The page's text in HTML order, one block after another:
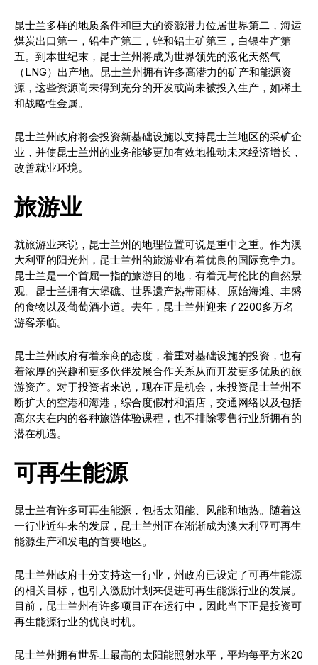
昆士兰多样的地质条件和巨大的资源潜力位居世界第二，海运
煤炭出口第一，铅生产第二，锌和铝土矿第三，白银生产第
五。到本世纪末，昆士兰州将成为世界领先的液化天然气
（LNG）出产地。昆士兰州拥有许多高潜力的矿产和能源资
源，这些资源尚未得到充分的开发或尚未被投入生产，如稀土
和战略性金属。
昆士兰州政府将会投资新基础设施以支持昆士兰地区的采矿企
业，并使昆士兰州的业务能够更加有效地推动未来经济增长，
改善就业环境。
旅游业
就旅游业来说，昆士兰州的地理位置可说是重中之重。作为澳
大利亚的阳光州，昆士兰州的旅游业有着优良的国际竞争力。
昆士兰是一个首屈一指的旅游目的地，有着无与伦比的自然景
观。昆士兰拥有大堡礁、世界遗产热带雨林、原始海滩、丰盛
的食物以及葡萄酒小道。去年，昆士兰州迎来了2200多万名
游客亲临。
昆士兰州政府有着亲商的态度，着重对基础设施的投资，也有
着浓厚的兴趣和更多伙伴发展合作关系从而开发更多优质的旅
游资产。对于投资者来说，现在正是机会，来投资昆士兰州不
断扩大的空港和海港，综合度假村和酒店，交通网络以及包括
高尔夫在内的各种旅游体验课程，也不排除零售行业所拥有的
潜在机遇。
可再生能源
昆士兰有许多可再生能源，包括太阳能、风能和地热。随着这
一行业近年来的发展，昆士兰州正在渐渐成为澳大利亚可再生
能源生产和发电的首要地区。
昆士兰州政府十分支持这一行业，州政府已设定了可再生能源
的相关目标，也引入激励计划来促进可再生能源行业的发展。
目前，昆士兰州有许多项目正在运行中，因此当下正是投资可
再生能源行业的优良时机。
昆士兰州拥有世界上最高的太阳能照射水平，平均每平方米20